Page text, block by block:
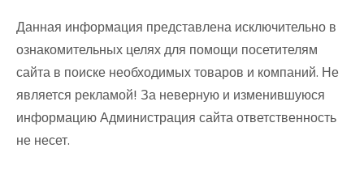
Данная информация представлена исключительно в
ознакомительных целях для помощи посетителям
сайта в поиске необходимых товаров и компаний. Не
является рекламой! За неверную и изменившуюся
информацию Администрация сайта ответственность
не несет.